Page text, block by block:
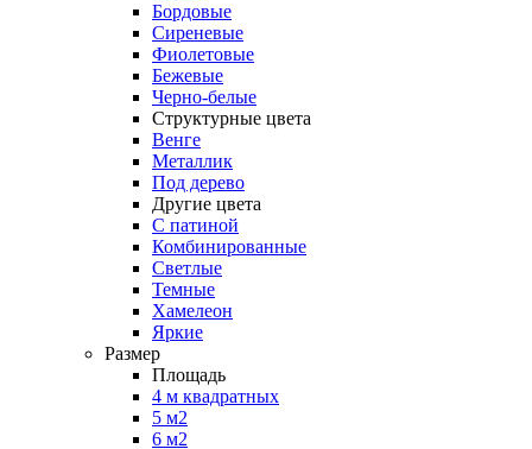
Бордовые
Сиреневые
Фиолетовые
Бежевые
Черно-белые
Структурные цвета
Венге
Металлик
Под дерево
Другие цвета
С патиной
Комбинированные
Светлые
Темные
Хамелеон
Яркие
Размер
Площадь
4 м квадратных
5 м2
6 м2